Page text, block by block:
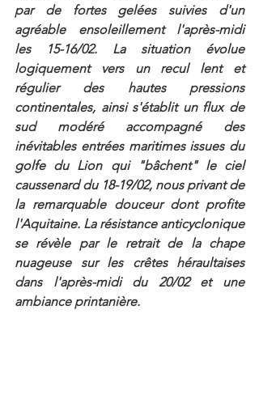
par de fortes gelées suivies d'un
agréable ensoleillement l'après-midi
les 15-16/02. La situation évolue
logiquement vers un recul lent et
régulier des hautes pressions
continentales, ainsi s'établit un flux de
sud modéré accompagné des
inévitables entrées maritimes issues du
golfe du Lion qui "bâchent" le ciel
caussenard du 18-19/02, nous privant de
la remarquable douceur dont profite
l'Aquitaine. La résistance anticyclonique
se révèle par le retrait de la chape
nuageuse sur les crêtes héraultaises
dans l'après-midi du 20/02 et une
ambiance printanière.